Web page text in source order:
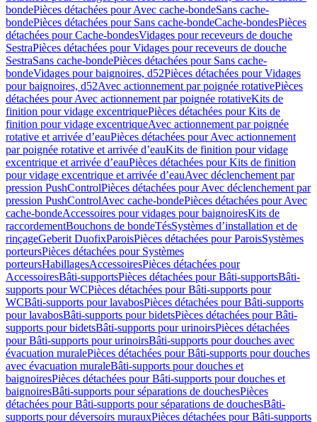
bondePièces détachées pour Avec cache-bondeSans cache-
bondePièces détachées pour Sans cache-bondeCache-bondesPièces
détachées pour Cache-bondesVidages pour receveurs de douche
SestraPièces détachées pour Vidages pour receveurs de douche
SestraSans cache-bondePièces détachées pour Sans cache-
bondeVidages pour baignoires, d52Pièces détachées pour Vidages
pour baignoires, d52Avec actionnement par poignée rotativePièces
détachées pour Avec actionnement par poignée rotativeKits de
finition pour vidage excentriquePièces détachées pour Kits de
finition pour vidage excentriqueAvec actionnement par poignée
rotative et arrivée d’eauPièces détachées pour Avec actionnement
par poignée rotative et arrivée d’eauKits de finition pour vidage
excentrique et arrivée d’eauPièces détachées pour Kits de finition
pour vidage excentrique et arrivée d’eauAvec déclenchement par
pression PushControlPièces détachées pour Avec déclenchement par
pression PushControlAvec cache-bondePièces détachées pour Avec
cache-bondeAccessoires pour vidages pour baignoiresKits de
raccordementBouchons de bondeTésSystèmes d’installation et de
rinçageGeberit DuofixParoisPièces détachées pour ParoisSystèmes
porteursPièces détachées pour Systèmes
porteursHabillagesAccessoiresPièces détachées pour
AccessoiresBâti-supportsPièces détachées pour Bâti-supportsBâti-
supports pour WCPièces détachées pour Bâti-supports pour
WCBâti-supports pour lavabosPièces détachées pour Bâti-supports
pour lavabosBâti-supports pour bidetsPièces détachées pour Bâti-
supports pour bidetsBâti-supports pour urinoirsPièces détachées
pour Bâti-supports pour urinoirsBâti-supports pour douches avec
évacuation muralePièces détachées pour Bâti-supports pour douches
avec évacuation muraleBâti-supports pour douches et
baignoiresPièces détachées pour Bâti-supports pour douches et
baignoiresBâti-supports pour séparations de douchesPièces
détachées pour Bâti-supports pour séparations de douchesBâti-
supports pour déversoirs murauxPièces détachées pour Bâti-supports